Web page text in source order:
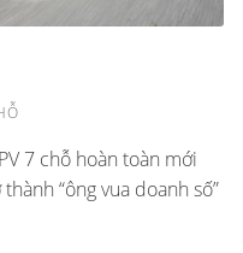
7 chỗ hoàn toàn mới
“ông vua doanh số”